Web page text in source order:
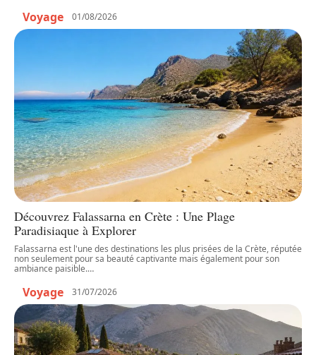
Voyage 01/08/2026
Découvrez Falassarna en Crète : Une Plage
Paradisiaque à Explorer
Falassarna est l'une des destinations les plus prisées de la Crète, réputée
non seulement pour sa beauté captivante mais également pour son
ambiance paisible.…
Voyage 31/07/2026